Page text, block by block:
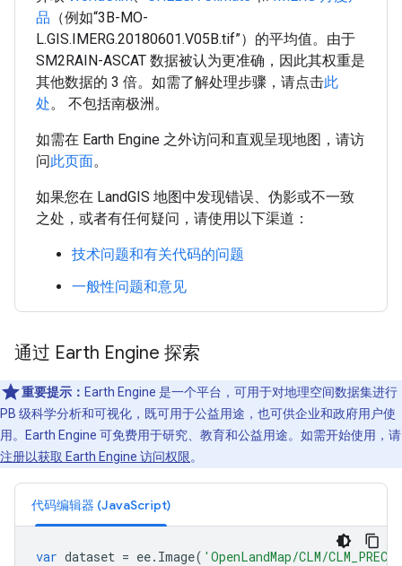
品 （例如“3B-MO-
L.GIS.IMERG.20180601.V05B.tif”）的平均值。由于
SM2RAIN-ASCAT 数据被认为更准确，因此其权重是
其他数据的 3 倍。如需了解处理步骤，请点击此
处。 不包括南极洲。
如需在 Earth Engine 之外访问和直观呈现地图，请访
问此页面。
如果您在 LandGIS 地图中发现错误、伪影或不一致
之处，或者有任何疑问，请使用以下渠道：
技术问题和有关代码的问题
一般性问题和意见
通过 Earth Engine 探索
重要提示： Earth Engine 是一个平台，可用于对地理空间数据集进行
PB 级科学分析和可视化，既可用于公益用途，也可供企业和政府用户使
用。Earth Engine 可免费用于研究、教育和公益用途。如需开始使用，请
注册以获取 Earth Engine 访问权限。
代码编辑器 (JavaScript)
var dataset = ee. Image( 'OpenLandMap/CLM/